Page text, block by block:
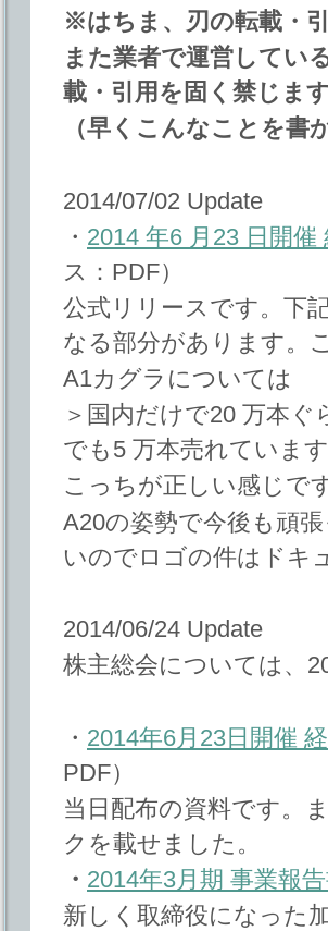
※はちま、刃の転載・
また業者で運営してい
載・引用を固く禁じます
（早くこんなことを
2014/07/02 Update
・ 2014 年6 月23 日開
ス：PDF）
公式リリースです。下
なる部分があります。
A1カグラについては
＞国内だけで20 万本
でも5 万本売れています
こっちが正しい感じで
A20の姿勢で今後も頑
いのでロゴの件はドキ
2014/06/24 Update
株主総会については、
・ 2014年6月23日開催
PDF）
当日配布の資料です。
クを載せました。
・ 2014年3月期 事業報
新しく取締役になった